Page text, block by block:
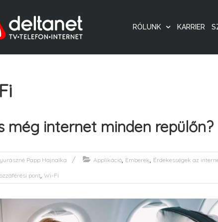
RÓLUNK KARRIER
még internet minden repülőn?
Papp Hajnalka Applikáció, Emberek, Érdekességek az
pont, Wi-Fi